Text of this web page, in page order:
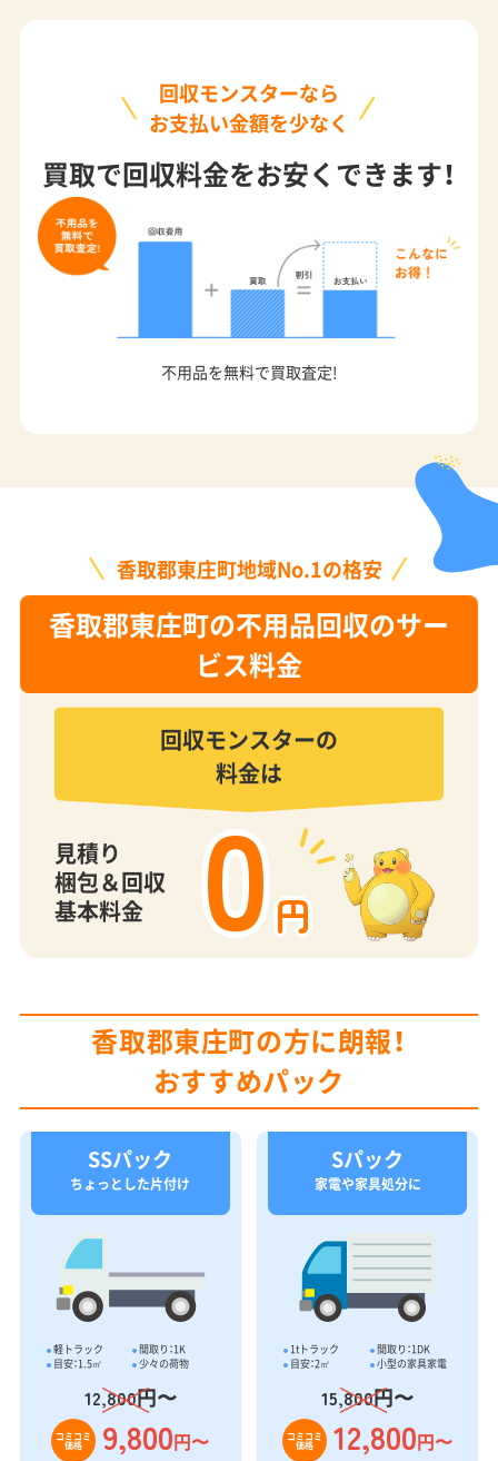
回収モンスターなら
お支払い金額を少なく
買取で回収料金をお安くできます！
不用品を無料で買取査定!
香取郡東庄町地域No.1の格安
香取郡東庄町の不用品回収のサー
ビス料金
回収モンスターの
料金は
見積り
梱包＆回収
基本料金
0円
香取郡東庄町の方に朗報！
おすすめパック
SSパック
ちょっとした片付け
軽トラック
間取り：1K
目安：1.5㎥
少々の荷物
12,800円〜
コミコミ
価格 9,800円〜
Sパック
家電や家具処分に
1tトラック
間取り：1DK
目安：2㎥
小型の家具家電
15,800円〜
コミコミ
価格 12,800円〜